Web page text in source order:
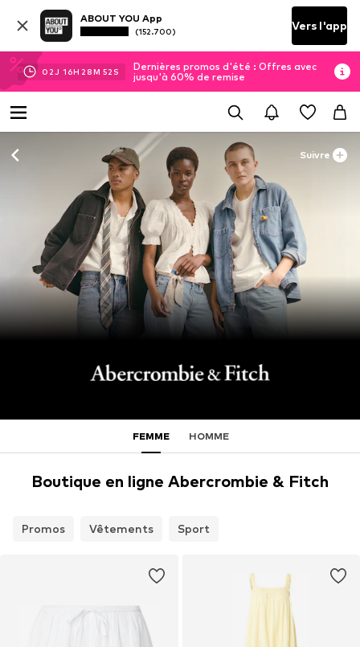
ABOUT YOU App
(152.700) Vers l'app
02J 16H 28M 51 S
Dernières promos d'été : Offres avec
jusqu'à 60% de remise
Suivre
FEMME HOMME
Boutique en ligne Abercrombie & Fitch
Promos Vêtements Sport